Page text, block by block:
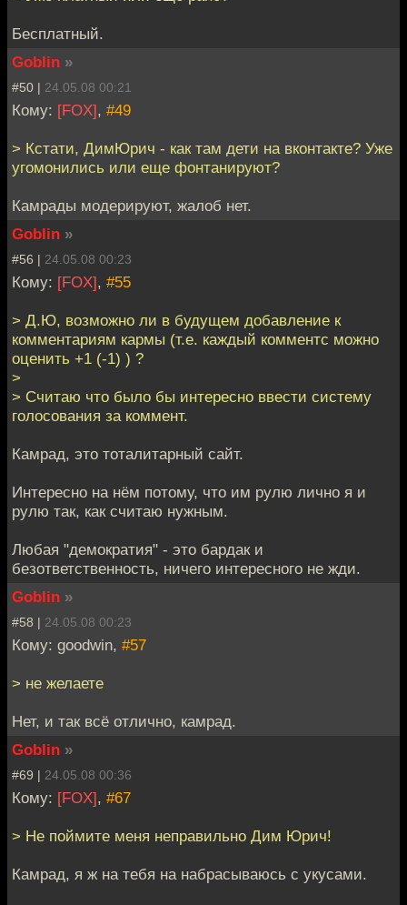
Бесплатный.
Goblin »
#50 | 24.05.08 00:21
Кому: [FOX], #49
> Кстати, ДимЮрич - как там дети на вконтакте? Уже
угомонились или еще фонтанируют?
Камрады модерируют, жалоб нет.
Goblin »
#56 | 24.05.08 00:23
Кому: [FOX], #55
> Д.Ю, возможно ли в будущем добавление к
комментариям кармы (т.е. каждый комментс можно
оценить +1 (-1) ) ?
>
> Считаю что было бы интересно ввести систему
голосования за коммент.
Камрад, это тоталитарный сайт.
Интересно на нём потому, что им рулю лично я и
рулю так, как считаю нужным.
Любая "демократия" - это бардак и
безответственность, ничего интересного не жди.
Goblin »
#58 | 24.05.08 00:23
Кому: goodwin, #57
> не желаете
Нет, и так всё отлично, камрад.
Goblin »
#69 | 24.05.08 00:36
Кому: [FOX], #67
> Не поймите меня неправильно Дим Юрич!
Камрад, я ж на тебя на набрасываюсь с укусами.